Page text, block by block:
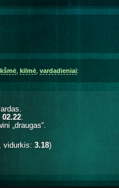
kilmė vardadieniai:
02.22
„draugas“.
vidurkis: 3.18)